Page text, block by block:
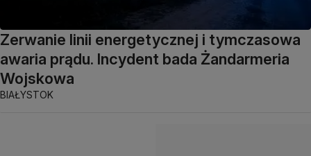
Zerwanie linii energetycznej i tymczasowa
awaria prądu. Incydent bada Żandarmeria
Wojskowa
BIAŁYSTOK